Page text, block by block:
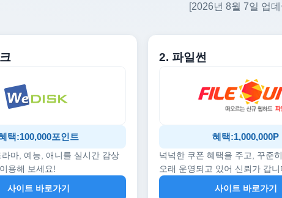
[2026년 8월 7일 업
택:100,000포인트
마, 예능, 애니를 실시간 감상
용해 보세요!
사이트 바로가기
2. 파일썬
혜택:1,000,000P
넉넉한 쿠폰 혜택을 주고, 꾸준
오래 운영되고 있어 신뢰가 갑니
사이트 바로가기